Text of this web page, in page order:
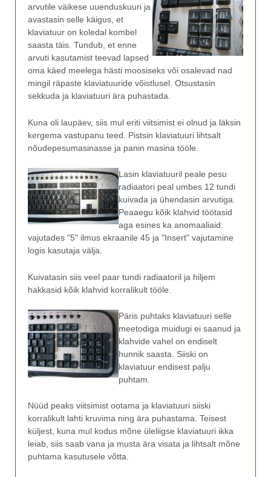
arvutile väikese uuenduskuuri ja
avastasin selle käigus, et
klaviatuur on koledal kombel
saasta täis. Tundub, et enne
arvuti kasutamist teevad lapsed
oma käed meelega hästi moosiseks või osalevad nad
mingil räpaste klaviatuuride võistlusel. Otsustasin
sekkuda ja klaviatuuri ära puhastada.
Kuna oli laupäev, siis mul eriti viitsimist ei olnud ja läksin
kergema vastupanu teed. Pistsin klaviatuuri lihtsalt
nõudepesumasinasse ja panin masina tööle.
Lasin klaviatuuril peale pesu
radiaatori peal umbes 12 tundi
kuivada ja ühendasin arvutiga.
Peaaegu kõik klahvid töötasid
aga esines ka anomaaliaid:
vajutades "5" ilmus ekraanile 45 ja "Insert" vajutamine
logis kasutaja välja.
Kuivatasin siis veel paar tundi radiaatoril ja hiljem
hakkasid kõik klahvid korralikult tööle.
Päris puhtaks klaviatuuri selle
meetodiga muidugi ei saanud ja
klahvide vahel on endiselt
hunnik saasta. Siiski on
klaviatuur endisest palju
puhtam.
Nüüd peaks viitsimist ootama ja klaviatuuri siiski
korralikult lahti kruvima ning ära puhastama. Teisest
küljest, kuna mul kodus mõne üleliigse klaviatuuri ikka
leiab, siis saab vana ja musta ära visata ja lihtsalt mõne
puhtama kasutusele võtta.